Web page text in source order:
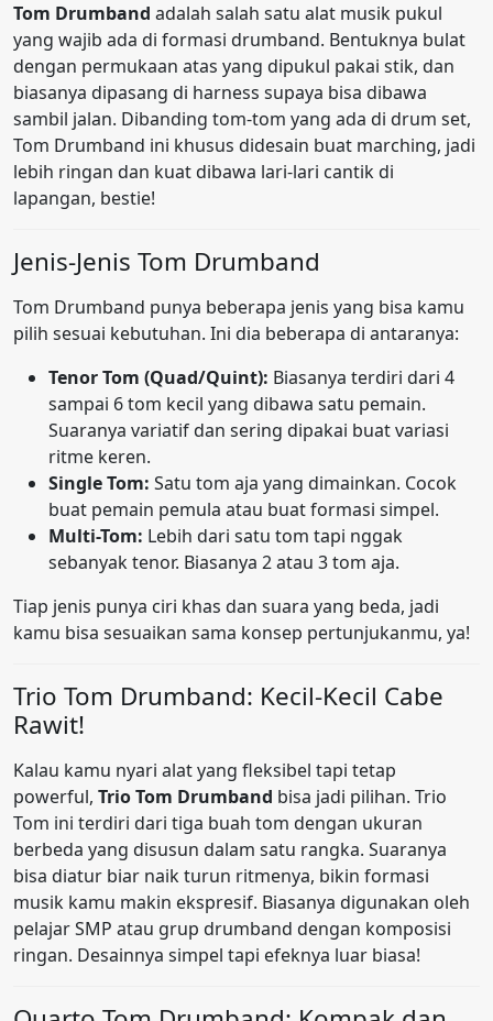
Tom Drumband adalah salah satu alat musik pukul
yang wajib ada di formasi drumband. Bentuknya bulat
dengan permukaan atas yang dipukul pakai stik, dan
biasanya dipasang di harness supaya bisa dibawa
sambil jalan. Dibanding tom-tom yang ada di drum set,
Tom Drumband ini khusus didesain buat marching, jadi
lebih ringan dan kuat dibawa lari-lari cantik di
lapangan, bestie!
Jenis-Jenis Tom Drumband
Tom Drumband punya beberapa jenis yang bisa kamu
pilih sesuai kebutuhan. Ini dia beberapa di antaranya:
Tenor Tom (Quad/Quint): Biasanya terdiri dari 4
sampai 6 tom kecil yang dibawa satu pemain.
Suaranya variatif dan sering dipakai buat variasi
ritme keren.
Single Tom: Satu tom aja yang dimainkan. Cocok
buat pemain pemula atau buat formasi simpel.
Multi-Tom: Lebih dari satu tom tapi nggak
sebanyak tenor. Biasanya 2 atau 3 tom aja.
Tiap jenis punya ciri khas dan suara yang beda, jadi
kamu bisa sesuaikan sama konsep pertunjukanmu, ya!
Trio Tom Drumband: Kecil-Kecil Cabe
Rawit!
Kalau kamu nyari alat yang fleksibel tapi tetap
powerful, Trio Tom Drumband bisa jadi pilihan. Trio
Tom ini terdiri dari tiga buah tom dengan ukuran
berbeda yang disusun dalam satu rangka. Suaranya
bisa diatur biar naik turun ritmenya, bikin formasi
musik kamu makin ekspresif. Biasanya digunakan oleh
pelajar SMP atau grup drumband dengan komposisi
ringan. Desainnya simpel tapi efeknya luar biasa!